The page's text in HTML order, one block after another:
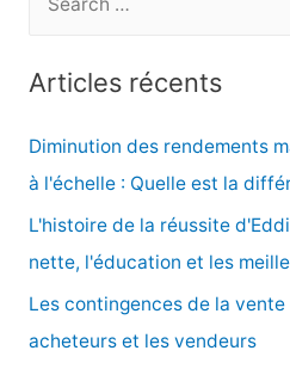
e
r
c
Articles récents
Diminution des rendements
à l'échelle : Quelle est la
L'histoire de la réussite
nette, l'éducation et les
Les contingences de la
acheteurs et les vendeurs